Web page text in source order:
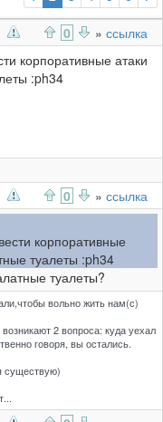
0 » ссылка
корпоративные атаки
:ph34
0 » ссылка
корпоративные
туалеты :ph34
туалеты?
вольно жить нам(с)
2 вопроса: куда уехал
говоря, вы остались.
существую)